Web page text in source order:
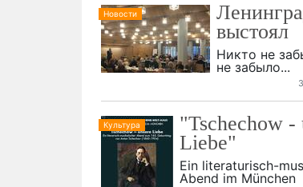
Новости
выстоял
Никто не
не забыло...
Культура
"Tschechow -
Liebe"
Ein literaturisch-
Abend im München